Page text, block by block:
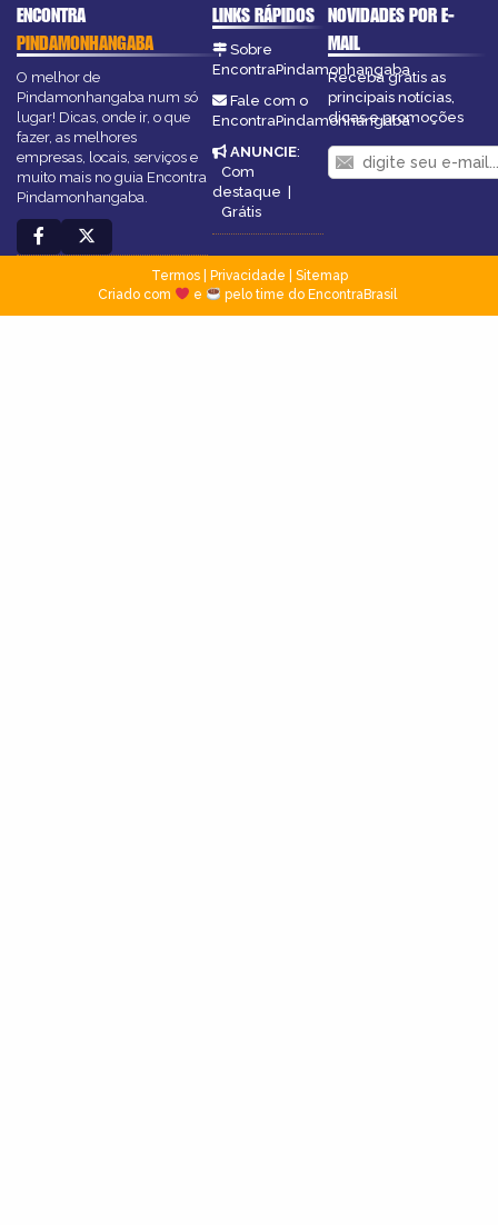
ENCONTRA
PINDAMONHANGABA
O melhor de
Pindamonhangaba num só
lugar! Dicas, onde ir, o que
fazer, as melhores
empresas, locais, serviços e
muito mais no guia Encontra
Pindamonhangaba.
LINKS RÁPIDOS
Sobre
EncontraPindamonhangaba
Fale com o
EncontraPindamonhangaba
ANUNCIE:
Com
destaque
Grátis
NOVIDADES POR E-
MAIL
Receba grátis as
principais notícias,
dicas e promoções
Termos| Privacidade
Sitemap
Criado com
e pelo time do EncontraBrasil